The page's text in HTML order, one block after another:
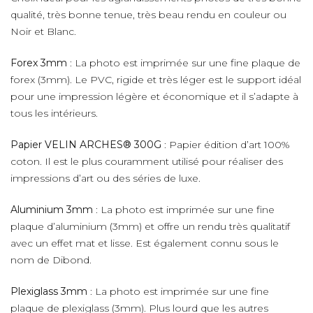
qualité, très bonne tenue, très beau rendu en couleur ou
Noir et Blanc.
Forex 3mm : La photo est imprimée sur une fine plaque de
forex (3mm). Le PVC, rigide et très léger est le support idéal
pour une impression légère et économique et il s’adapte à
tous les intérieurs.
Papier VELIN ARCHES® 300G : Papier édition d’art 100%
coton. Il est le plus couramment utilisé pour réaliser des
impressions d’art ou des séries de luxe.
Aluminium 3mm : La photo est imprimée sur une fine
plaque d’aluminium (3mm) et offre un rendu très qualitatif
avec un effet mat et lisse. Est également connu sous le
nom de Dibond.
Plexiglass 3mm : La photo est imprimée sur une fine
plaque de plexiglass (3mm). Plus lourd que les autres